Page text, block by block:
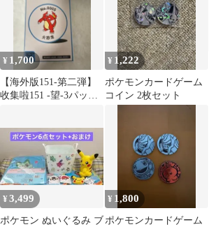
¥ 1,700
【海外版151-第二弾】
收集啦151 -望-3パック
¥ 1,222
ポケモンカードゲーム
コイン 2枚セット
¥3,499
ポケモン ぬいぐるみ ブ
¥ 1,800
ポケモンカードゲーム